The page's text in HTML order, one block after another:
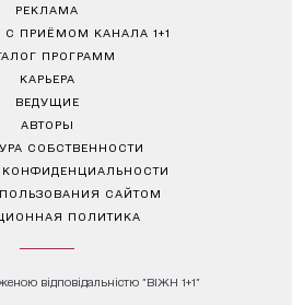
РЕКЛАМА
ПРИЁМОМ КАНАЛА 1+1
ПРОГРАММ
КАРЬЕРА
ВЕДУЩИЕ
АВТОРЫ
СОБСТВЕННОСТИ
САЙТОМ
ПОЛИТИКА
відповідальністю "ВІЖН 1+1"